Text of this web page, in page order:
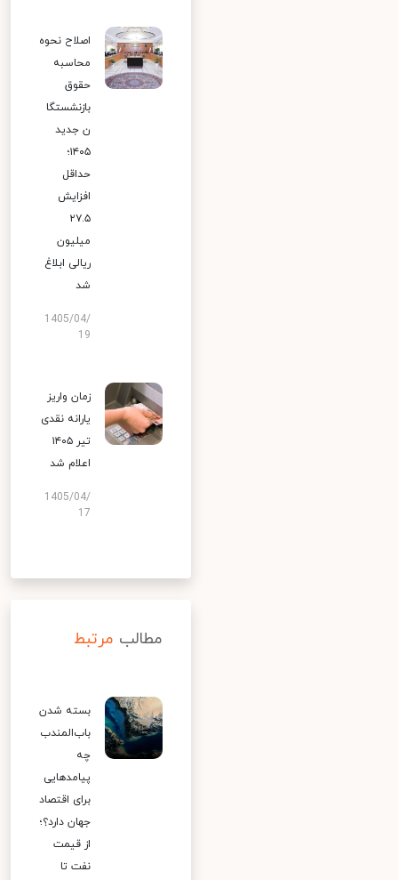
اصلاح نحوه
محاسبه
حقوق
بازنشستگا
ن جدید
۱۴۰۵؛
حداقل
افزایش
۲۷.۵
میلیون
ریالی ابلاغ
شد
1405/04/
19
زمان واریز
یارانه نقدی
تیر ۱۴۰۵
اعلام شد
1405/04/
17
مطالب مرتبط
بسته شدن
باب‌المندب
چه
پیامدهایی
برای اقتصاد
جهان دارد؟؛
از قیمت
نفت تا